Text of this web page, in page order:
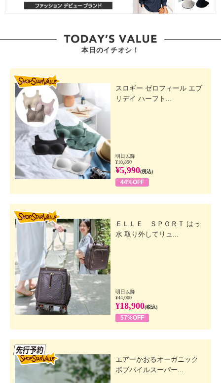
本日のイチオシ！
スロギー ゼロフィール エブ
リデイ ハーフト...
明日以降
¥10,890
¥5,990(税込)
44%OFF
ＥＬＬＥ ＳＰＯＲＴ はっ
水 取り外してリュ...
明日以降
¥44,000
¥18,900(税込)
57%OFF
エアーかおるオーガニック
ボブパイルスーパー...